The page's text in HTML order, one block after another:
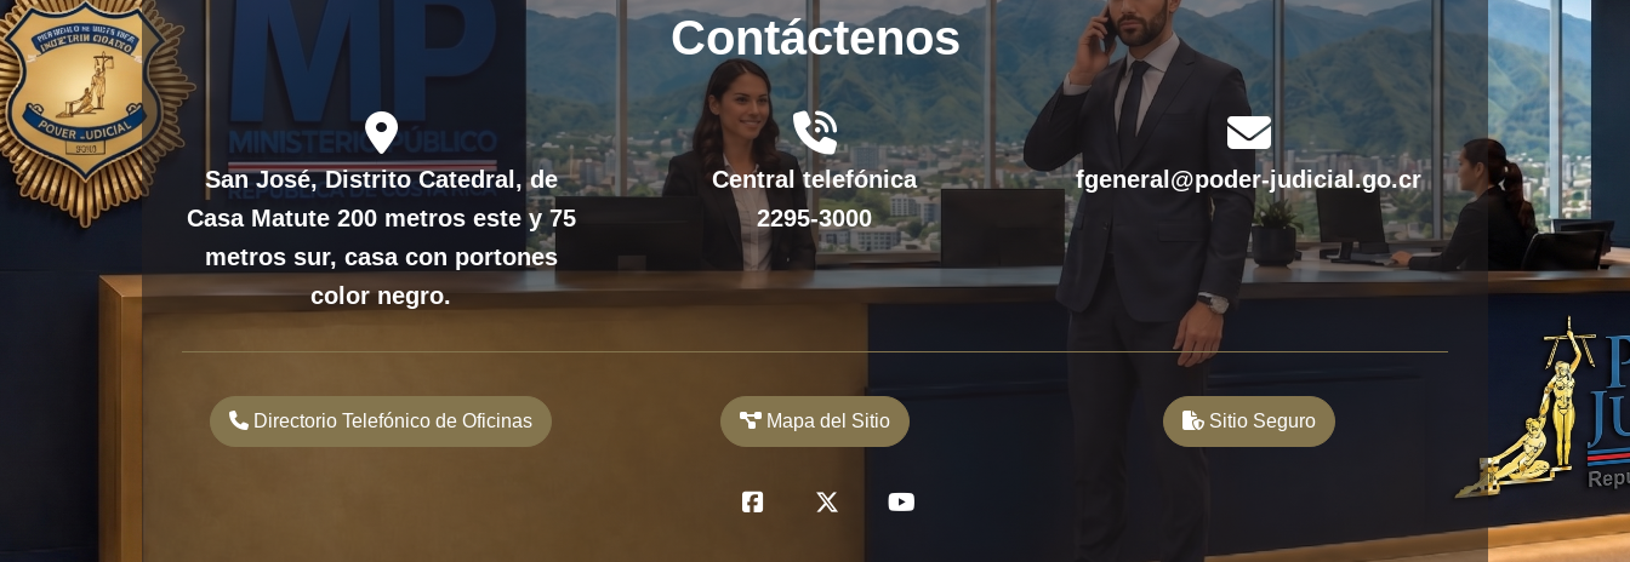
Contáctenos
fas
fa-
location-
dot
San José, Distrito Catedral, de
Casa Matute 200 metros este y 75
metros sur, casa con portones
color negro.
fas
fa-
phone-
volume
Central telefónica
2295-3000
fas
fa-
envelope
fgeneral@poder-judicial.go.cr
Directorio Telefónico de Oficinas Mapa del Sitio Sitio Seguro